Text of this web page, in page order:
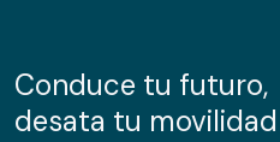
información sobre el uso que
nuestros partners de redes
Conduce tu futuro,
desata tu movilidad